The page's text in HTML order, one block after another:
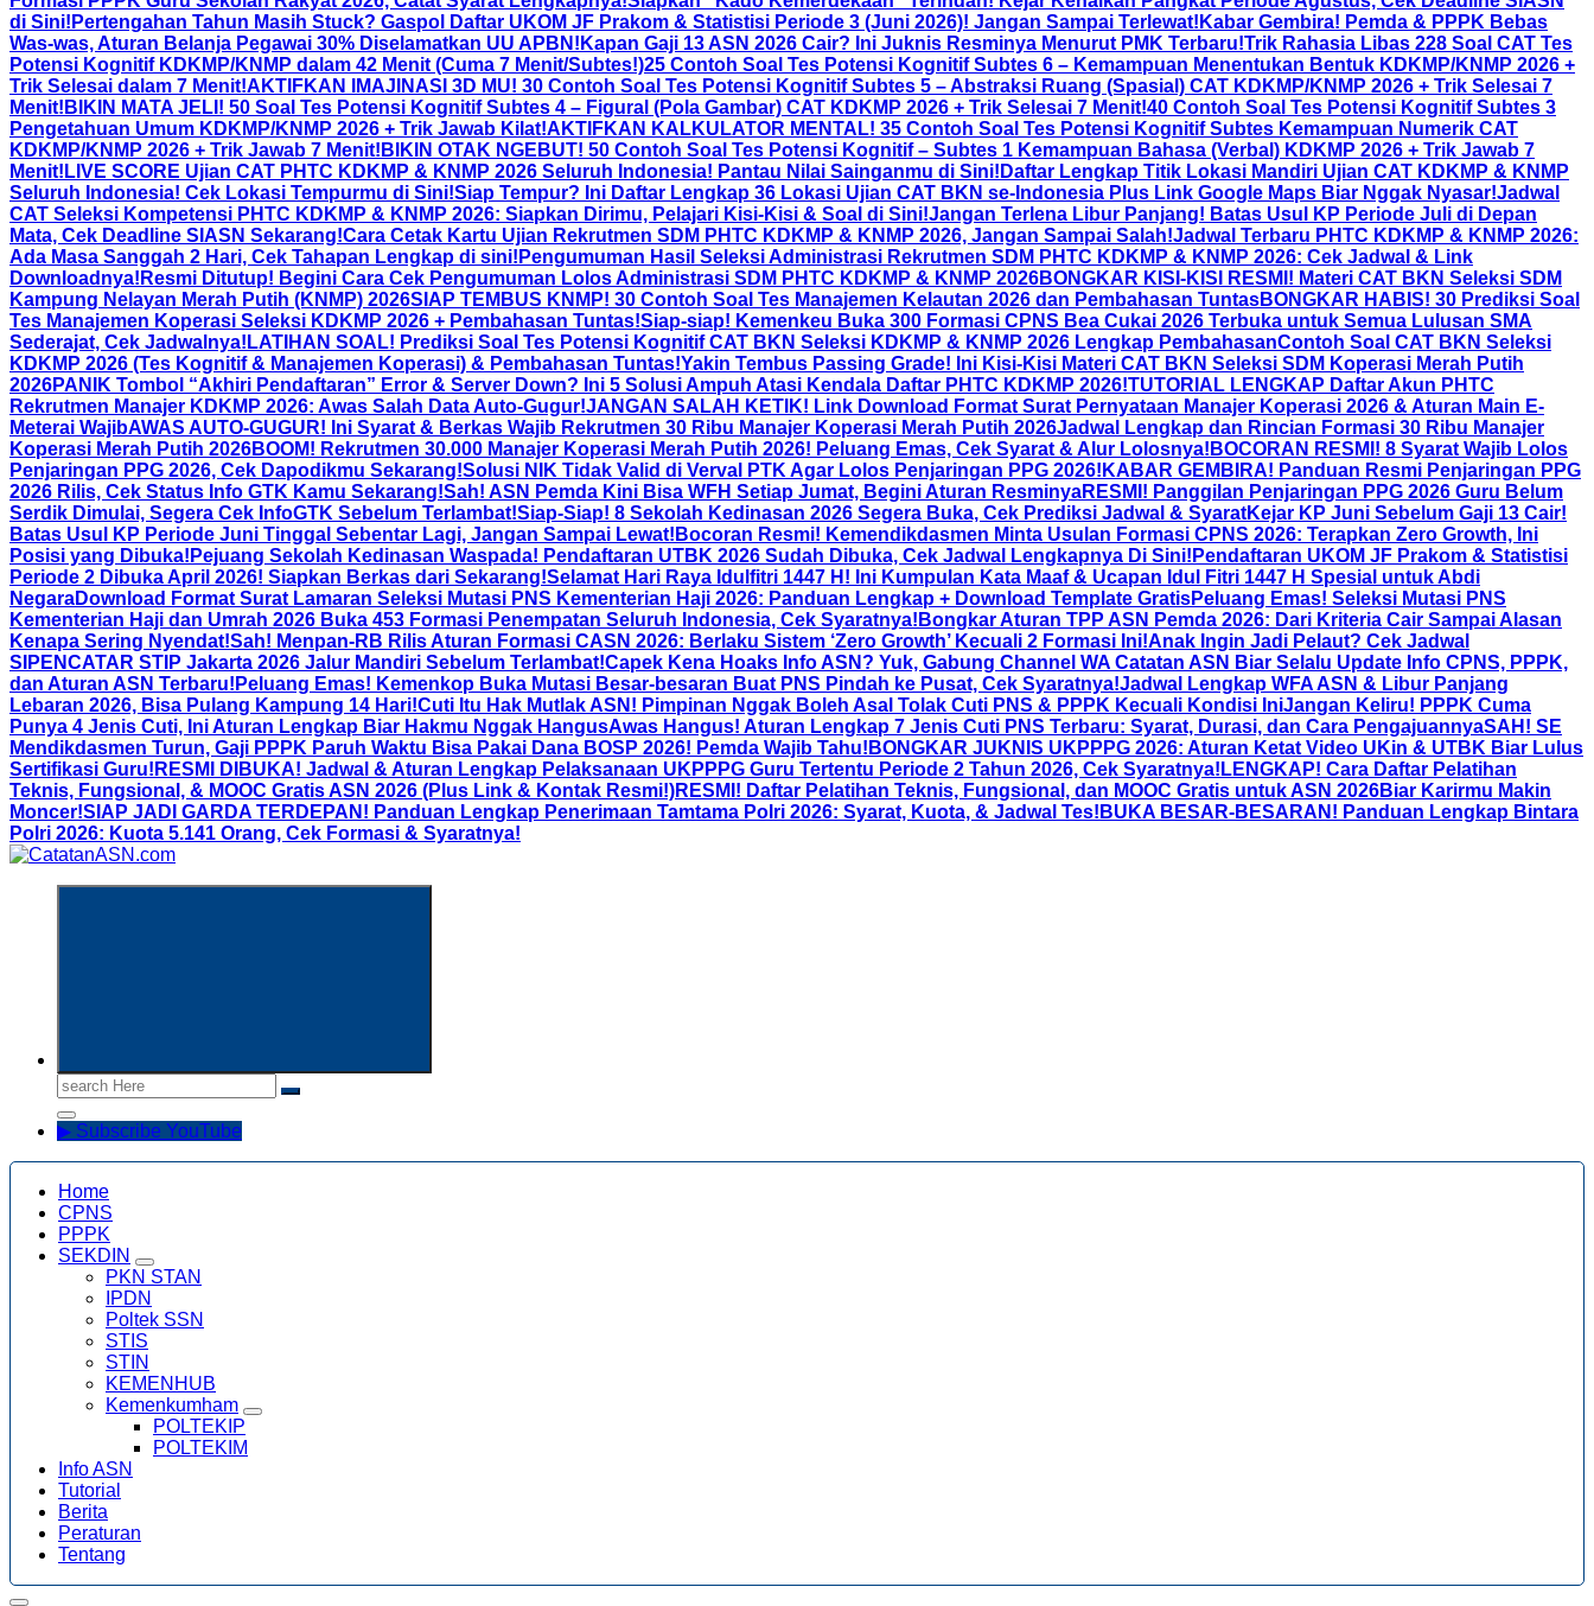
di Sini! Pertengahan Tahun Masih Stuck? Gaspol Daftar UKOM JF Prakom & Statistisi Periode 3 (Juni 2026)! Jangan Sampai Terlewat! Kabar Gembira! Pemda & PPPK Bebas
Was-was, Aturan Belanja Pegawai 30% Diselamatkan UU APBN! Kapan Gaji 13 ASN 2026 Cair? Ini Juknis Resminya Menurut PMK Terbaru!Trik Rahasia Libas 228 Soal CAT Tes
Potensi Kognitif KDKMP/KNMP dalam 42 Menit (Cuma 7 Menit/Subtes!)25 Contoh Soal Tes Potensi Kognitif Subtes 6 – Kemampuan Menentukan Bentuk KDKMP/KNMP 2026 +
Trik Selesai dalam 7 Menit!AKTIFKAN IMAJINASI 3D MU! 30 Contoh Soal Tes Potensi Kognitif Subtes 5 – Abstraksi Ruang (Spasial) CAT KDKMP/KNMP 2026 + Trik Selesai 7
Menit! BIKIN MATA JELI! 50 Soal Tes Potensi Kognitif Subtes 4 – Figural (Pola Gambar) CAT KDKMP 2026 + Trik Selesai 7 Menit!40 Contoh Soal Tes Potensi Kognitif Subtes 3
Pengetahuan Umum KDKMP/KNMP 2026 + Trik Jawab Kilat!AKTIFKAN KALKULATOR MENTAL! 35 Contoh Soal Tes Potensi Kognitif Subtes Kemampuan Numerik CAT
KDKMP/KNMP 2026 + Trik Jawab 7 Menit! BIKIN OTAK NGEBUT! 50 Contoh Soal Tes Potensi Kognitif – Subtes 1 Kemampuan Bahasa (Verbal) KDKMP 2026 + Trik Jawab 7
Menit! LIVE SCORE Ujian CAT PHTC KDKMP & KNMP 2026 Seluruh Indonesia! Pantau Nilai Sainganmu di Sini! Daftar Lengkap Titik Lokasi Mandiri Ujian CAT KDKMP & KNMP
Seluruh Indonesia! Cek Lokasi Tempurmu di Sini!Siap Tempur? Ini Daftar Lengkap 36 Lokasi Ujian CAT BKN se-Indonesia Plus Link Google Maps Biar Nggak Nyasar!Jadwal
CAT Seleksi Kompetensi PHTC KDKMP & KNMP 2026: Siapkan Dirimu, Pelajari Kisi-Kisi & Soal di Sini!Jangan Terlena Libur Panjang! Batas Usul KP Periode Juli di Depan
Mata, Cek Deadline SIASN Sekarang!Cara Cetak Kartu Ujian Rekrutmen SDM PHTC KDKMP & KNMP 2026, Jangan Sampai Salah!Jadwal Terbaru PHTC KDKMP & KNMP 2026:
Ada Masa Sanggah 2 Hari, Cek Tahapan Lengkap di sini! Pengumuman Hasil Seleksi Administrasi Rekrutmen SDM PHTC KDKMP & KNMP 2026: Cek Jadwal & Link
Downloadnya! Resmi Ditutup! Begini Cara Cek Pengumuman Lolos Administrasi SDM PHTC KDKMP & KNMP 2026BONGKAR KISI-KISI RESMI! Materi CAT BKN Seleksi SDM
Kampung Nelayan Merah Putih (KNMP) 2026SIAP TEMBUS KNMP! 30 Contoh Soal Tes Manajemen Kelautan 2026 dan Pembahasan TuntasBONGKAR HABIS! 30 Prediksi Soal
Tes Manajemen Koperasi Seleksi KDKMP 2026 + Pembahasan Tuntas!Siap-siap! Kemenkeu Buka 300 Formasi CPNS Bea Cukai 2026 Terbuka untuk Semua Lulusan SMA
Sederajat, Cek Jadwalnya! LATIHAN SOAL! Prediksi Soal Tes Potensi Kognitif CAT BKN Seleksi KDKMP & KNMP 2026 Lengkap PembahasanContoh Soal CAT BKN Seleksi
KDKMP 2026 (Tes Kognitif & Manajemen Koperasi) & Pembahasan Tuntas!Yakin Tembus Passing Grade! Ini Kisi-Kisi Materi CAT BKN Seleksi SDM Koperasi Merah Putih
2026PANIK Tombol “Akhiri Pendaftaran” Error & Server Down? Ini 5 Solusi Ampuh Atasi Kendala Daftar PHTC KDKMP 2026!TUTORIAL LENGKAP Daftar Akun PHTC
Rekrutmen Manajer KDKMP 2026: Awas Salah Data Auto-Gugur!JANGAN SALAH KETIK! Link Download Format Surat Pernyataan Manajer Koperasi 2026 & Aturan Main E-
Meterai WajibAWAS AUTO-GUGUR! Ini Syarat & Berkas Wajib Rekrutmen 30 Ribu Manajer Koperasi Merah Putih 2026Jadwal Lengkap dan Rincian Formasi 30 Ribu Manajer
Koperasi Merah Putih 2026BOOM! Rekrutmen 30.000 Manajer Koperasi Merah Putih 2026! Peluang Emas, Cek Syarat & Alur Lolosnya! BOCORAN RESMI! 8 Syarat Wajib Lolos
Penjaringan PPG 2026, Cek Dapodikmu Sekarang!Solusi NIK Tidak Valid di Verval PTK Agar Lolos Penjaringan PPG 2026! KABAR GEMBIRA! Panduan Resmi Penjaringan PPG
2026 Rilis, Cek Status Info GTK Kamu Sekarang!Sah! ASN Pemda Kini Bisa WFH Setiap Jumat, Begini Aturan ResminyaRESMI! Panggilan Penjaringan PPG 2026 Guru Belum
Serdik Dimulai, Segera Cek InfoGTK Sebelum Terlambat!Siap-Siap! 8 Sekolah Kedinasan 2026 Segera Buka, Cek Prediksi Jadwal & SyaratKejar KP Juni Sebelum Gaji 13 Cair!
Batas Usul KP Periode Juni Tinggal Sebentar Lagi, Jangan Sampai Lewat! Bocoran Resmi! Kemendikdasmen Minta Usulan Formasi CPNS 2026: Terapkan Zero Growth, Ini
Posisi yang Dibuka! Pejuang Sekolah Kedinasan Waspada! Pendaftaran UTBK 2026 Sudah Dibuka, Cek Jadwal Lengkapnya Di Sini! Pendaftaran UKOM JF Prakom & Statistisi
Periode 2 Dibuka April 2026! Siapkan Berkas dari Sekarang!Selamat Hari Raya Idulfitri 1447 H! Ini Kumpulan Kata Maaf & Ucapan Idul Fitri 1447 H Spesial untuk Abdi
NegaraDownload Format Surat Lamaran Seleksi Mutasi PNS Kementerian Haji 2026: Panduan Lengkap + Download Template GratisPeluang Emas! Seleksi Mutasi PNS
Kementerian Haji dan Umrah 2026 Buka 453 Formasi Penempatan Seluruh Indonesia, Cek Syaratnya! Bongkar Aturan TPP ASN Pemda 2026: Dari Kriteria Cair Sampai Alasan
Kenapa Sering Nyendat!Sah! Menpan-RB Rilis Aturan Formasi CASN 2026: Berlaku Sistem ‘Zero Growth’ Kecuali 2 Formasi Ini!Anak Ingin Jadi Pelaut? Cek Jadwal
SIPENCATAR STIP Jakarta 2026 Jalur Mandiri Sebelum Terlambat!Capek Kena Hoaks Info ASN? Yuk, Gabung Channel WA Catatan ASN Biar Selalu Update Info CPNS, PPPK,
dan Aturan ASN Terbaru! Peluang Emas! Kemenkop Buka Mutasi Besar-besaran Buat PNS Pindah ke Pusat, Cek Syaratnya!Jadwal Lengkap WFA ASN & Libur Panjang
Lebaran 2026, Bisa Pulang Kampung 14 Hari!Cuti Itu Hak Mutlak ASN! Pimpinan Nggak Boleh Asal Tolak Cuti PNS & PPPK Kecuali Kondisi IniJangan Keliru! PPPK Cuma
Punya 4 Jenis Cuti, Ini Aturan Lengkap Biar Hakmu Nggak HangusAwas Hangus! Aturan Lengkap 7 Jenis Cuti PNS Terbaru: Syarat, Durasi, dan Cara PengajuannyaSAH! SE
Mendikdasmen Turun, Gaji PPPK Paruh Waktu Bisa Pakai Dana BOSP 2026! Pemda Wajib Tahu! BONGKAR JUKNIS UKPPPG 2026: Aturan Ketat Video UKin & UTBK Biar Lulus
Sertifikasi Guru! RESMI DIBUKA! Jadwal & Aturan Lengkap Pelaksanaan UKPPPG Guru Tertentu Periode 2 Tahun 2026, Cek Syaratnya! LENGKAP! Cara Daftar Pelatihan
Teknis, Fungsional, & MOOC Gratis ASN 2026 (Plus Link & Kontak Resmi!)RESMI! Daftar Pelatihan Teknis, Fungsional, dan MOOC Gratis untuk ASN 2026Biar Karirmu Makin
Moncer!SIAP JADI GARDA TERDEPAN! Panduan Lengkap Penerimaan Tamtama Polri 2026: Syarat, Kuota, & Jadwal Tes! BUKA BESAR-BESARAN! Panduan Lengkap Bintara
Polri 2026: Kuota 5.141 Orang, Cek Formasi & Syaratnya!
Search
for:
▶ Subscribe YouTube
Home
CPNS
PPPK
SEKDIN
PKN STAN
IPDN
Poltek SSN
STIS
STIN
KEMENHUB
Kemenkumham
POLTEKIP
POLTEKIM
Info ASN
Tutorial
Berita
Peraturan
Tentang